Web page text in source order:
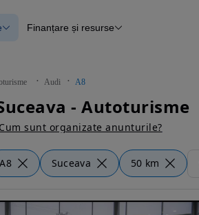
verificate
Blog Autovit.ro
Finanțare și resurse
Audi A8
- Autoturisme
Cum sunt organizate anunturile?
A8 Suceava 50 km